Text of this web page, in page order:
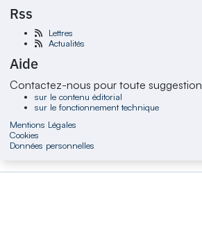
Rss
Lettres
Actualités
Aide
Contactez-nous pour toute
sur le contenu éditorial
sur le fonctionnement technique
Mentions Légales
Cookies
Données personnelles